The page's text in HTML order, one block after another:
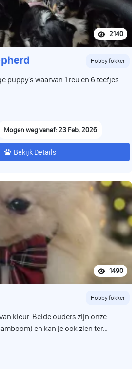
2140
Hobby fokker
puppy's waarvan 1 reu en 6 teefjes.
Mogen weg vanaf: 23 Feb, 2026
Bekijk Details
1490
Hobby fokker
zijn onze
en kan je ook zien ter
van het dagelijkse leven gewoon.
werd gecontroleerd door de